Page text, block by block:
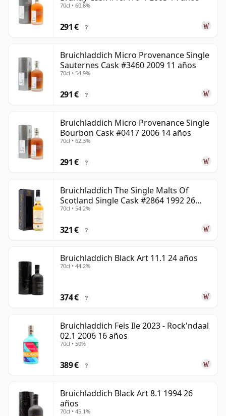
70cl • 60.8%
291 € ?
Bruichladdich Micro Provenance Single
Sauternes Cask #3460 2009 11 años
70cl • 54.9%
291 € ?
Bruichladdich Micro Provenance Single
Bourbon Cask #0417 2006 14 años
70cl • 62.3%
291 € ?
Bruichladdich The Single Malts Of
Scotland Single Cask #2864 1992 26
años
70cl • 54.2%
321 € ?
Bruichladdich Black Art 11.1 24 años
70cl • 44.2%
374 € ?
Bruichladdich Feis Ile 2023 - Rock'ndaal
02.1 2006 16 años
70cl • 50%
389 € ?
Bruichladdich Black Art 8.1 1994 26
años
70cl • 45.1%